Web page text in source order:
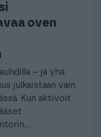
oven
– ja yhä
julkaistaan vain
Kun aktivoit